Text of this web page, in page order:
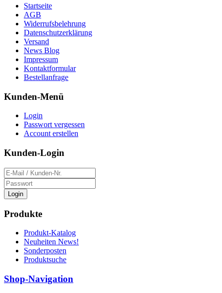
Startseite
AGB
Widerrufsbelehrung
Datenschutzerklärung
Versand
News Blog
Impressum
Kontaktformular
Bestellanfrage
Kunden-Menü
Login
Passwort vergessen
Account erstellen
Kunden-Login
Login
Produkte
Produkt-Katalog
Neuheiten News!
Sonderposten
Produktsuche
Shop-Navigation